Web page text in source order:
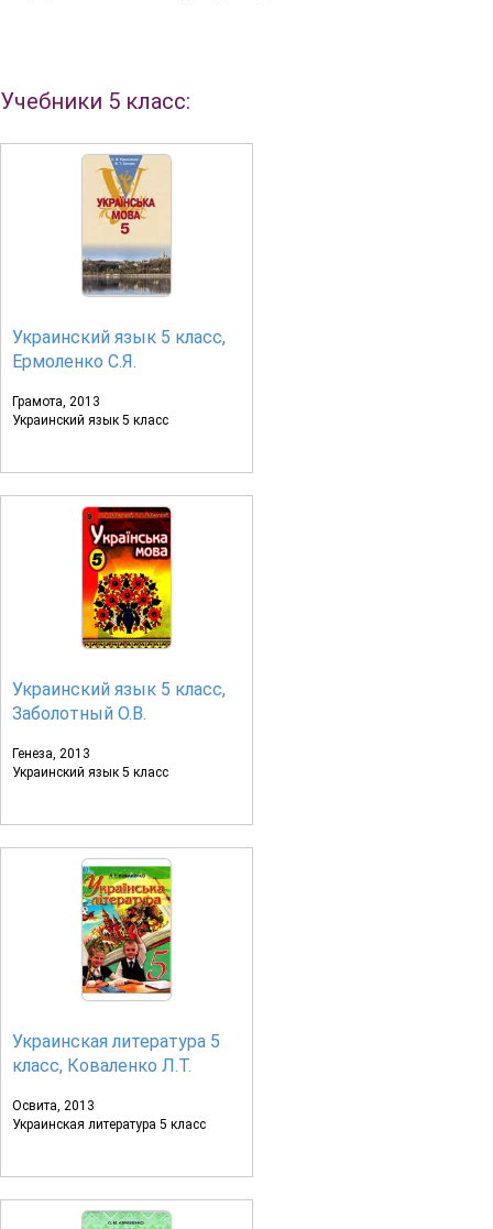
Учебники 5 класс:
Украинский язык 5 класс,
Ермоленко С.Я.
Грамота, 2013
Украинский язык 5 класс
Украинский язык 5 класс,
Заболотный О.В.
Генеза, 2013
Украинский язык 5 класс
Украинская литература 5
класс, Коваленко Л.Т.
Освита, 2013
Украинская литература 5 класс